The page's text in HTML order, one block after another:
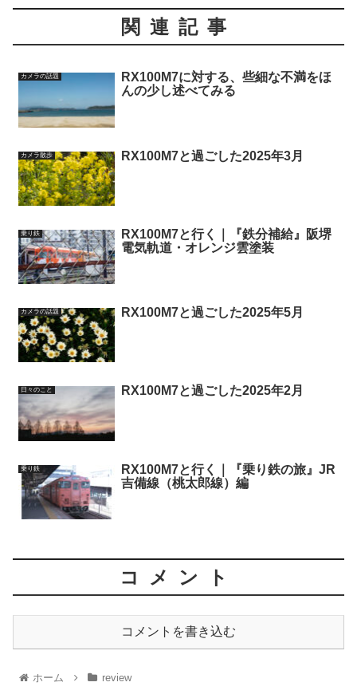
関連記事
カメラの話題
RX100M7に対する、些細な不満をほ
んの少し述べてみる
カメラ散歩 RX100M7と過ごした2025年3月
乗り鉄
RX100M7と行く｜『鉄分補給』阪堺
電気軌道・オレンジ雲塗装
カメラの話題 RX100M7と過ごした2025年5月
日々のこと RX100M7と過ごした2025年2月
乗り鉄
RX100M7と行く｜『乗り鉄の旅』JR
吉備線（桃太郎線）編
コメント
コメントを書き込む
ホーム review